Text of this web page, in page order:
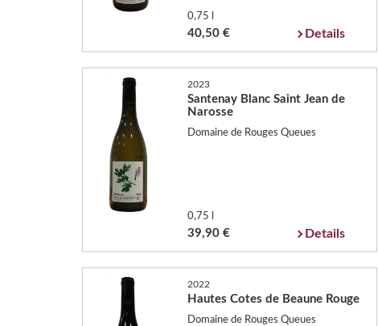
0,75 l
40,50 € Details
2023
Santenay Blanc Saint Jean de
Narosse
Domaine de Rouges Queues
0,75 l
39,90 € Details
2022
Hautes Cotes de Beaune Rouge
Domaine de Rouges Queues